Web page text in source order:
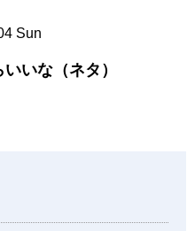
Sun
いな（ネタ）